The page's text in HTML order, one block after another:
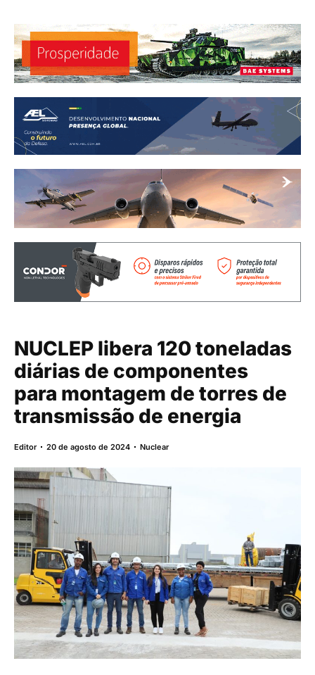
NUCLEP libera 120 toneladas
diárias de componentes
para montagem de torres de
transmissão de energia
Editor 20 de agosto de 2024 Nuclear